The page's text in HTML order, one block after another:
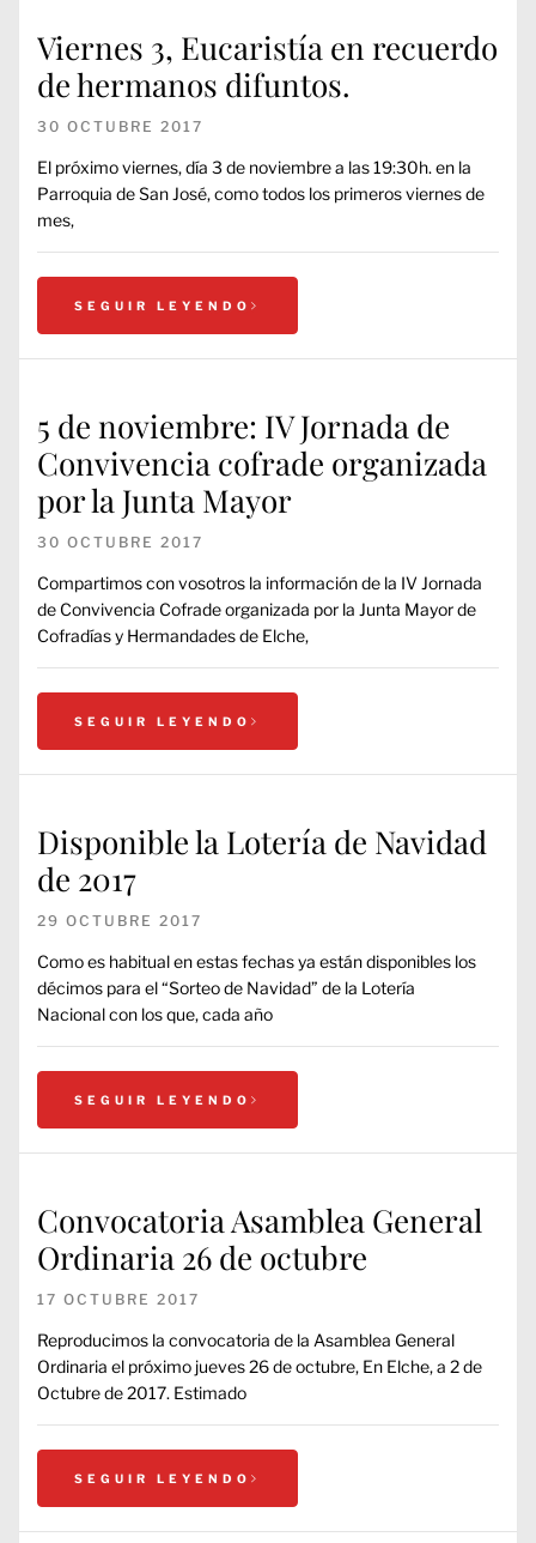
Viernes 3, Eucaristía en recuerdo
de hermanos difuntos.
30 OCTUBRE 2017
El próximo viernes, día 3 de noviembre a las 19:30h. en la
Parroquia de San José, como todos los primeros viernes de
mes,
SEGUIR LEYENDO
5 de noviembre: IV Jornada de
Convivencia cofrade organizada
por la Junta Mayor
30 OCTUBRE 2017
Compartimos con vosotros la información de la IV Jornada
de Convivencia Cofrade organizada por la Junta Mayor de
Cofradías y Hermandades de Elche,
SEGUIR LEYENDO
Disponible la Lotería de Navidad
de 2017
29 OCTUBRE 2017
Como es habitual en estas fechas ya están disponibles los
décimos para el “Sorteo de Navidad” de la Lotería
Nacional con los que, cada año
SEGUIR LEYENDO
Convocatoria Asamblea General
Ordinaria 26 de octubre
17 OCTUBRE 2017
Reproducimos la convocatoria de la Asamblea General
Ordinaria el próximo jueves 26 de octubre, En Elche, a 2 de
Octubre de 2017. Estimado
SEGUIR LEYENDO